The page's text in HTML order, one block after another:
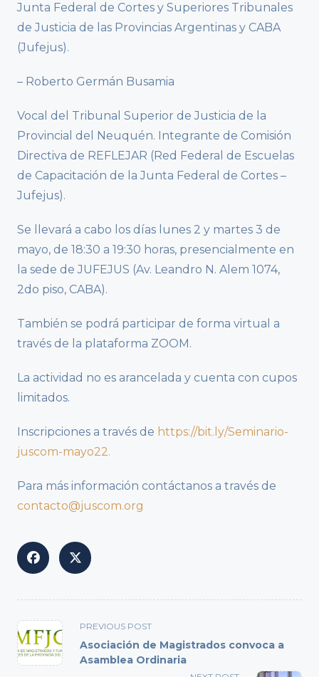
Junta Federal de Cortes y Superiores Tribunales
de Justicia de las Provincias Argentinas y CABA
(Jufejus).
– Roberto Germán Busamia
Vocal del Tribunal Superior de Justicia de la
Provincial del Neuquén. Integrante de Comisión
Directiva de REFLEJAR (Red Federal de Escuelas
de Capacitación de la Junta Federal de Cortes –
Jufejus).
Se llevará a cabo los días lunes 2 y martes 3 de
mayo, de 18:30 a 19:30 horas, presencialmente en
la sede de JUFEJUS (Av. Leandro N. Alem 1074,
2do piso, CABA).
También se podrá participar de forma virtual a
través de la plataforma ZOOM.
La actividad no es arancelada y cuenta con cupos
limitados.
Inscripciones a través de https://bit.ly/Seminario-
juscom-mayo22.
Para más información contáctanos a través de
contacto@juscom.org
<span
class="nav-
subtitle
PREVIOUS POST
Asociación de Magistrados convoca a
Asamblea Ordinaria